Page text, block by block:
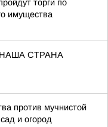
торги по
имущества
СТРАНА
против мучнистой
и огород